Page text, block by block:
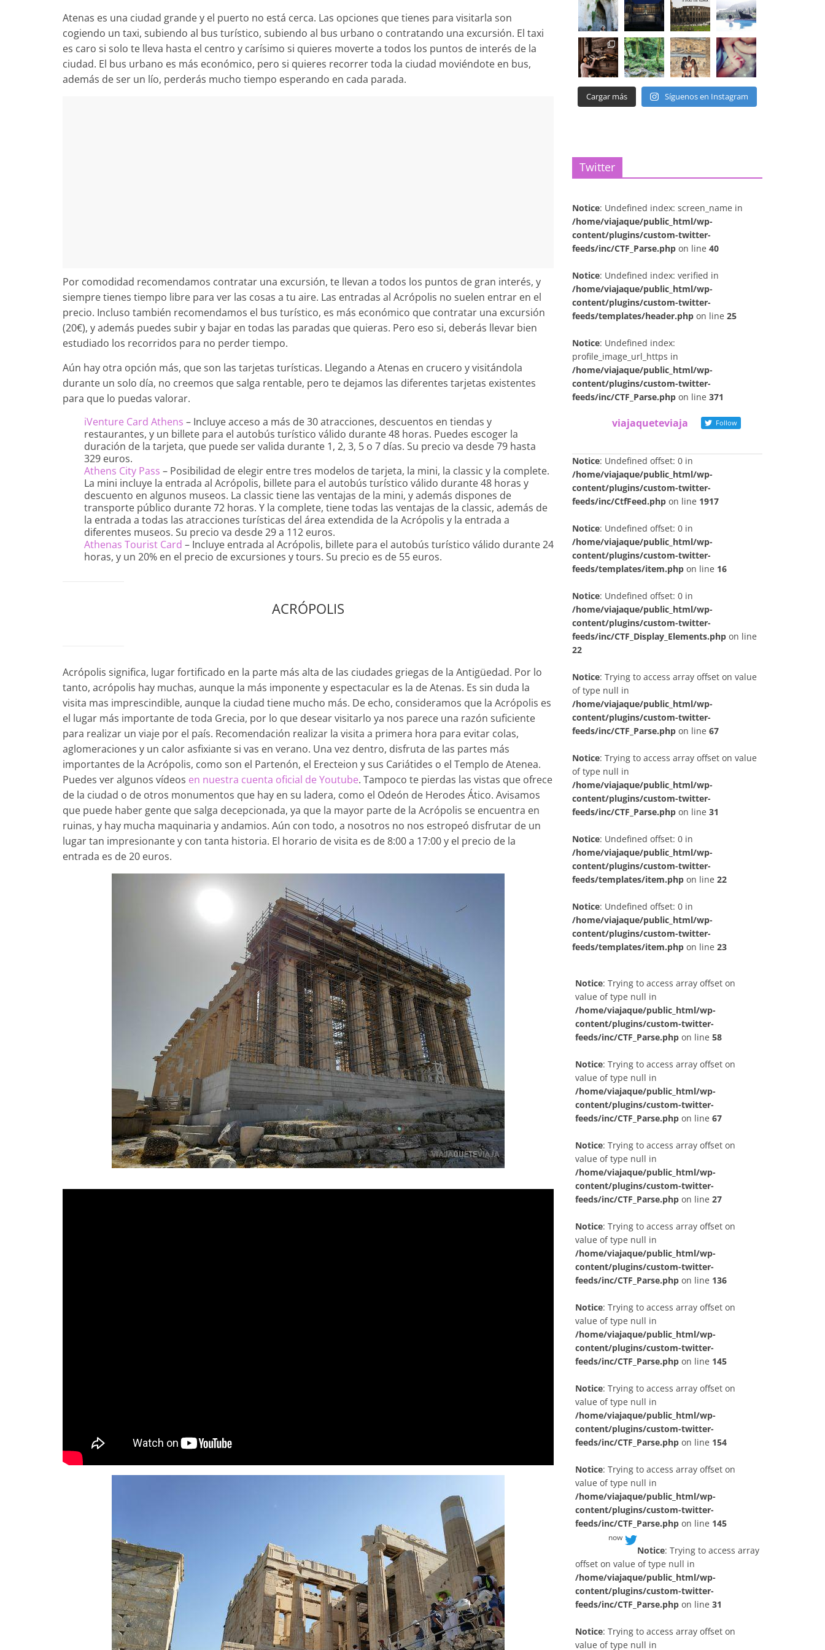
de
semana.
Atenas es una ciudad grande y el puerto no está cerca. Las opciones que tienes para visitarla son
cogiendo un taxi, subiendo al bus turístico, subiendo al bus urbano o contratando una excursión. El taxi
es caro si solo te lleva hasta el centro y carísimo si quieres moverte a todos los puntos de interés de la
ciudad. El bus urbano es más económico, pero si quieres recorrer toda la ciudad moviéndote en bus,
además de ser un lío, perderás mucho tiempo esperando en cada parada.
Por comodidad recomendamos contratar una excursión, te llevan a todos los puntos de gran interés, y
siempre tienes tiempo libre para ver las cosas a tu aire. Las entradas al Acrópolis no suelen entrar en el
precio. Incluso también recomendamos el bus turístico, es más económico que contratar una excursión
(20€), y además puedes subir y bajar en todas las paradas que quieras. Pero eso si, deberás llevar bien
estudiado los recorridos para no perder tiempo.
Aún hay otra opción más, que son las tarjetas turísticas. Llegando a Atenas en crucero y visitándola
durante un solo día, no creemos que salga rentable, pero te dejamos las diferentes tarjetas existentes
para que lo puedas valorar.
iVenture Card Athens – Incluye acceso a más de 30 atracciones, descuentos en tiendas y
restaurantes, y un billete para el autobús turístico válido durante 48 horas. Puedes escoger la
duración de la tarjeta, que puede ser valida durante 1, 2, 3, 5 o 7 días. Su precio va desde 79 hasta
329 euros.
Athens City Pass – Posibilidad de elegir entre tres modelos de tarjeta, la mini, la classic y la complete.
La mini incluye la entrada al Acrópolis, billete para el autobús turístico válido durante 48 horas y
descuento en algunos museos. La classic tiene las ventajas de la mini, y además dispones de
transporte público durante 72 horas. Y la complete, tiene todas las ventajas de la classic, además de
la entrada a todas las atracciones turísticas del área extendida de la Acrópolis y la entrada a
diferentes museos. Su precio va desde 29 a 112 euros.
Athenas Tourist Card – Incluye entrada al Acrópolis, billete para el autobús turístico válido durante 24
horas, y un 20% en el precio de excursiones y tours. Su precio es de 55 euros.
ACRÓPOLIS
Acrópolis significa, lugar fortificado en la parte más alta de las ciudades griegas de la Antigüedad. Por lo
tanto, acrópolis hay muchas, aunque la más imponente y espectacular es la de Atenas. Es sin duda la
visita mas imprescindible, aunque la ciudad tiene mucho más. De echo, consideramos que la Acrópolis es
el lugar más importante de toda Grecia, por lo que desear visitarlo ya nos parece una razón suficiente
para realizar un viaje por el país. Recomendación realizar la visita a primera hora para evitar colas,
aglomeraciones y un calor asfixiante si vas en verano. Una vez dentro, disfruta de las partes más
importantes de la Acrópolis, como son el Partenón, el Erecteion y sus Cariátides o el Templo de Atenea.
Puedes ver algunos vídeos en nuestra cuenta oficial de Youtube. Tampoco te pierdas las vistas que ofrece
de la ciudad o de otros monumentos que hay en su ladera, como el Odeón de Herodes Ático. Avisamos
que puede haber gente que salga decepcionada, ya que la mayor parte de la Acrópolis se encuentra en
ruinas, y hay mucha maquinaria y andamios. Aún con todo, a nosotros no nos estropeó disfrutar de un
lugar tan impresionante y con tanta historia. El horario de visita es de 8:00 a 17:00 y el precio de la
entrada es de 20 euros.
Cargar más Síguenos en Instagram
Twitter
Notice: Undefined index: screen_name in
/home/viajaque/public_html/wp-
content/plugins/custom-twitter-
feeds/inc/CTF_Parse.php on line 40
Notice: Undefined index: verified in
/home/viajaque/public_html/wp-
content/plugins/custom-twitter-
feeds/templates/header.php on line 25
Notice: Undefined index:
profile_image_url_https in
/home/viajaque/public_html/wp-
content/plugins/custom-twitter-
feeds/inc/CTF_Parse.php on line 371
viajaqueteviaja Follow
Notice: Undefined offset: 0 in
/home/viajaque/public_html/wp-
content/plugins/custom-twitter-
feeds/inc/CtfFeed.php on line 1917
Notice: Undefined offset: 0 in
/home/viajaque/public_html/wp-
content/plugins/custom-twitter-
feeds/templates/item.php on line 16
Notice: Undefined offset: 0 in
/home/viajaque/public_html/wp-
content/plugins/custom-twitter-
feeds/inc/CTF_Display_Elements.php on line
22
Notice: Trying to access array offset on value
of type null in
/home/viajaque/public_html/wp-
content/plugins/custom-twitter-
feeds/inc/CTF_Parse.php on line 67
Notice: Trying to access array offset on value
of type null in
/home/viajaque/public_html/wp-
content/plugins/custom-twitter-
feeds/inc/CTF_Parse.php on line 31
Notice: Undefined offset: 0 in
/home/viajaque/public_html/wp-
content/plugins/custom-twitter-
feeds/templates/item.php on line 22
Notice: Undefined offset: 0 in
/home/viajaque/public_html/wp-
content/plugins/custom-twitter-
feeds/templates/item.php on line 23
Notice: Trying to access array offset on
value of type null in
/home/viajaque/public_html/wp-
content/plugins/custom-twitter-
feeds/inc/CTF_Parse.php on line 58
Notice: Trying to access array offset on
value of type null in
/home/viajaque/public_html/wp-
content/plugins/custom-twitter-
feeds/inc/CTF_Parse.php on line 67
Notice: Trying to access array offset on
value of type null in
/home/viajaque/public_html/wp-
content/plugins/custom-twitter-
feeds/inc/CTF_Parse.php on line 27
Notice: Trying to access array offset on
value of type null in
/home/viajaque/public_html/wp-
content/plugins/custom-twitter-
feeds/inc/CTF_Parse.php on line 136
Notice: Trying to access array offset on
value of type null in
/home/viajaque/public_html/wp-
content/plugins/custom-twitter-
feeds/inc/CTF_Parse.php on line 145
Notice: Trying to access array offset on
value of type null in
/home/viajaque/public_html/wp-
content/plugins/custom-twitter-
feeds/inc/CTF_Parse.php on line 154
Notice: Trying to access array offset on
value of type null in
/home/viajaque/public_html/wp-
content/plugins/custom-twitter-
feeds/inc/CTF_Parse.php on line 145
now
Notice: Trying to access array
offset on value of type null in
/home/viajaque/public_html/wp-
content/plugins/custom-twitter-
feeds/inc/CTF_Parse.php on line 31
Notice: Trying to access array offset on
value of type null in